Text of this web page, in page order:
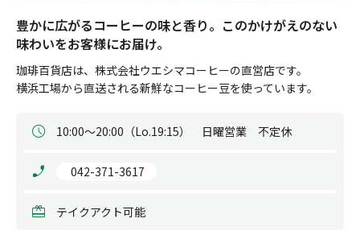
豊かに広がるコーヒーの味と香り。このかけがえのない
味わいをお客様にお届け。
珈琲百貨店は、株式会社ウエシマコーヒーの直営店です。
横浜工場から直送される新鮮なコーヒー豆を使っています。
10:00～20:00（Lo.19:15）　日曜営業　不定休
042-371-3617
テイクアクト可能